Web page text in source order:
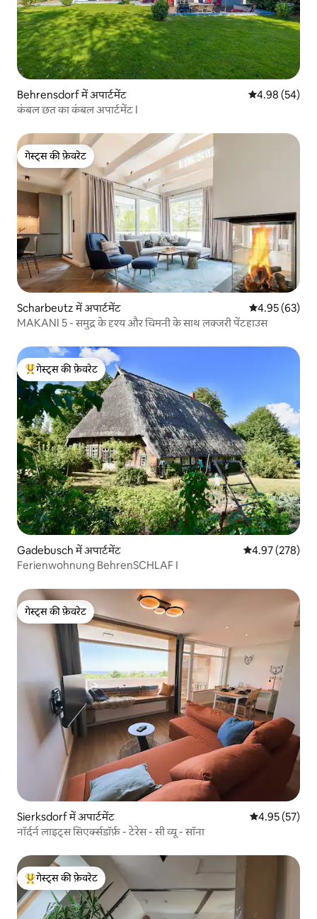
Behrensdorf में अपार्टमेंट औसत रेटिंग 5 में
4.98 (54)
कंबल छत का कंबल अपार्टमेंट I
गेस्ट्स की फ़ेवरेट
गेस्ट्स की फ़ेवरेट
Scharbeutz में अपार्टमेंट औसत रेटिंग 5 में
4.95 (63)
MAKANI 5 - समुद्र के दृश्य और चिमनी के साथ लक्जरी पेंटहाउस
गेस्ट्स का टॉप फ़ेवरेट
गेस्ट्स की फ़ेवरेट
Gadebusch में अपार्टमेंट औसत रेटिंग 5 में से
4.97 (278)
Ferienwohnung BehrenSCHLAF I
गेस्ट्स की फ़ेवरेट
गेस्ट्स की फ़ेवरेट
Sierksdorf में अपार्टमेंट औसत रेटिंग 5 में
4.95 (57)
नॉर्दर्न लाइट्स सिएर्क्सडॉर्फ़ - टेरेस - सी व्यू - सॉना
गेस्ट्स का टॉप फ़ेवरेट
गेस्ट्स की फ़ेवरेट